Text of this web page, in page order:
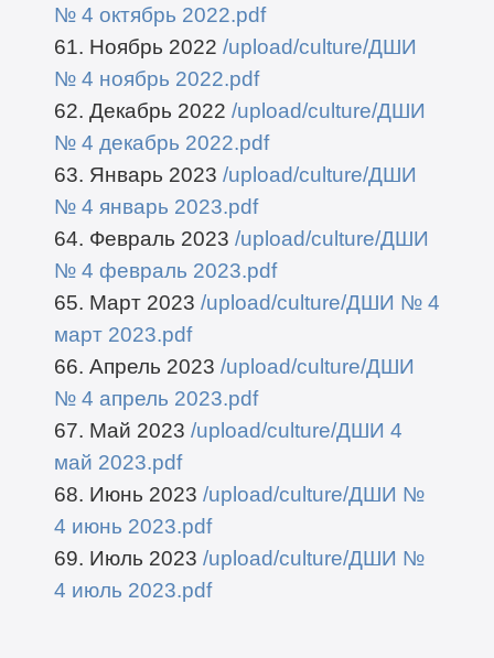
№ 4 октябрь 2022.pdf
61. Ноябрь 2022 /upload/culture/ДШИ
№ 4 ноябрь 2022.pdf
62. Декабрь 2022 /upload/culture/ДШИ
№ 4 декабрь 2022.pdf
63. Январь 2023 /upload/culture/ДШИ
№ 4 январь 2023.pdf
64. Февраль 2023 /upload/culture/ДШИ
№ 4 февраль 2023.pdf
65. Март 2023 /upload/culture/ДШИ № 4
март 2023.pdf
66. Апрель 2023 /upload/culture/ДШИ
№ 4 апрель 2023.pdf
67. Май 2023 /upload/culture/ДШИ 4
май 2023.pdf
68. Июнь 2023 /upload/culture/ДШИ №
4 июнь 2023.pdf
69. Июль 2023 /upload/culture/ДШИ №
4 июль 2023.pdf